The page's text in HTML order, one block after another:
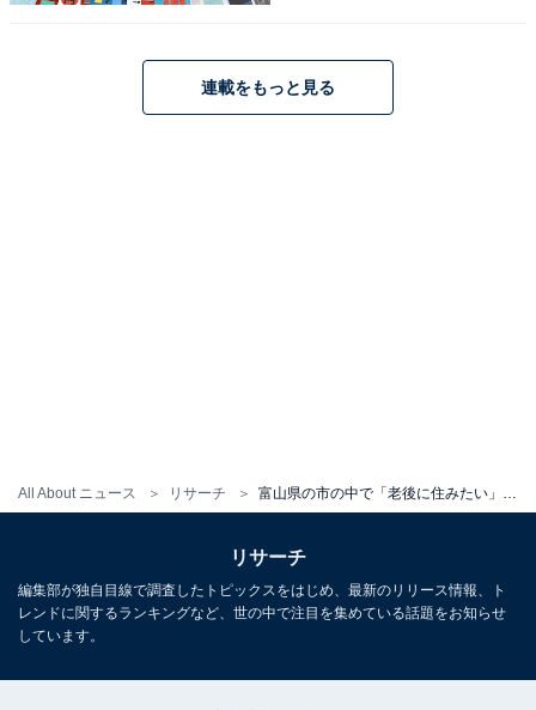
All About ニュース リサーチ
※回答者からのコメントは原文ママです
こちらもおすすめ
連載をもっと見る
リサーチ
編集部が独自目線で調査したトピックスをはじめ、最新のリリース情報、ト
レンドに関するランキングなど、世の中で注目を集めている話題をお知らせ
しています。